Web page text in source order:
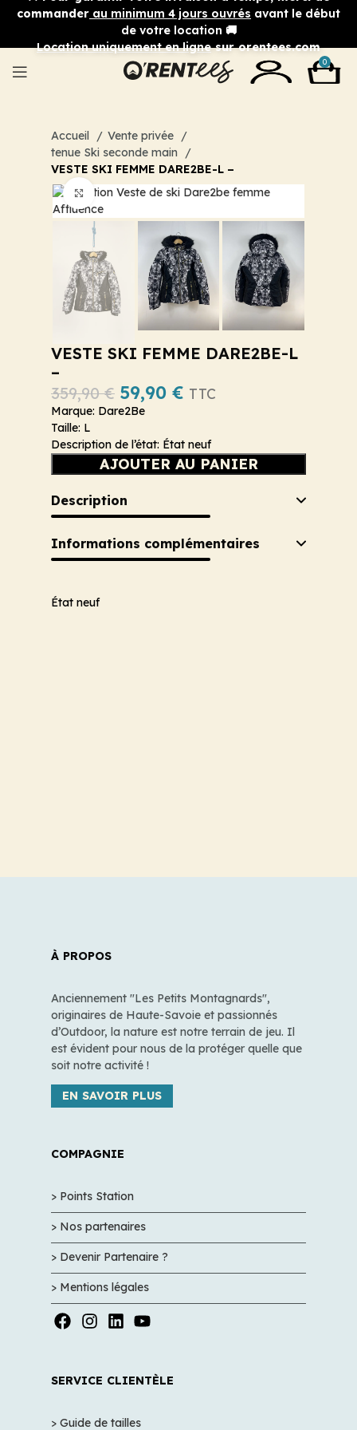
commander au minimum 4 jours ouvrés avant le début
de votre location 🚚
Location uniquement en lignesur orentees.com
0
Accueil
Vente privée
tenue Ski seconde main
VESTE SKI FEMME DARE2BE-L –
Cliquez pour agrandir
VESTE SKI FEMME DARE2BE-L
–
359,90€ 59,90 € TTC
Marque: Dare2Be
Taille: L
Description de l’état: État neuf
AJOUTER AU PANIER
Description
Informations complémentaires
État neuf
À PROPOS
Anciennement "Les Petits Montagnards",
originaires de Haute-Savoie et passionnés
d’Outdoor, la nature est notre terrain de jeu. Il
est évident pour nous de la protéger quelle que
soit notre activité !
EN SAVOIR PLUS
COMPAGNIE
> Points Station
> Nos partenaires
> Devenir Partenaire ?
> Mentions légales
SERVICE CLIENTÈLE
> Guide de tailles